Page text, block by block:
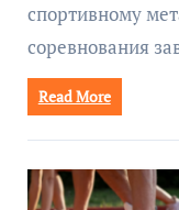
спортивному
соревнования
Read More